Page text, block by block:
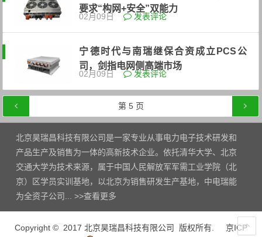
要求“构网+安全”双能力
02月09日 发表评论
宁德时代与南瑞继保合资成立PCS公
司，剑指电网侧高端市场
02月09日 发表评论
文章导航 第 5页
北京昊瑞昌科技有限公司是一家专业从事电力电子技术研发和
产品生产及销售为一体的高新技术企业。依托清华大学、北京
交通大学为技术来源，属于中国人民解放军军需工业学院（北
京）区学员实训基地，以北京为销售研发生产基地，中电瑞能
为全资子公司... >>查看更多
Copyright © 2017 北京昊瑞昌科技有限公司 版权所有. 京ICP